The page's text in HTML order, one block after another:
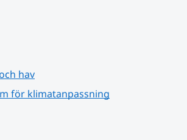
hav
för klimatanpassning